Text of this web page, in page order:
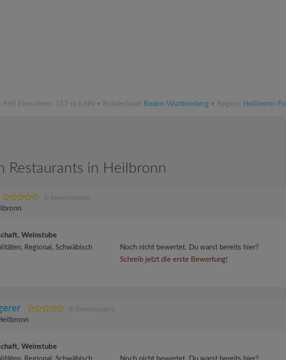
Einwohner, 157 m ü.NN • Bundesland: Baden-Württemberg • Region: Heilbronn-
Restaurants in Heilbronn
(0 Bewertungen)
Weinstube
Regional, Schwäbisch
Noch nicht bewertet. Du warst bereits hier?
Schreib jetzt die erste Bewertung!
(0 Bewertungen)
Weinstube